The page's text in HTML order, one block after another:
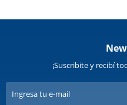
¡Suscribite y recibí